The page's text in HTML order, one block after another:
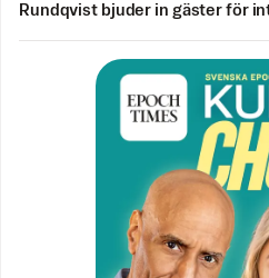
Rundqvist bjuder in gäster för